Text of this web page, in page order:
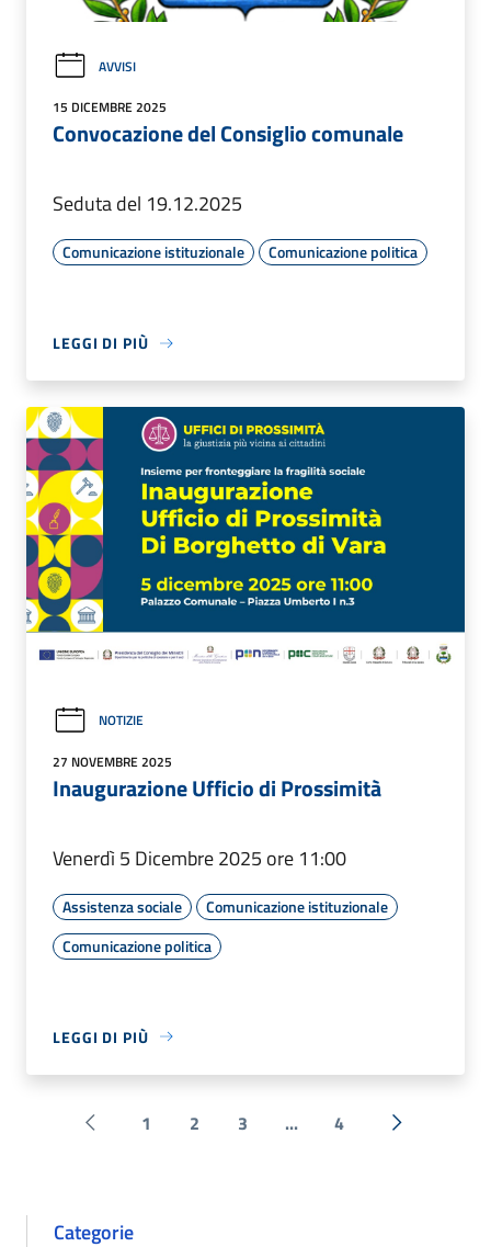
AVVISI
15 DICEMBRE 2025
Convocazione del Consiglio comunale
Seduta del 19.12.2025
Comunicazione istituzionale Comunicazione politica
LEGGI DI PIÙ
NOTIZIE
27 NOVEMBRE 2025
Inaugurazione Ufficio di Prossimità
Venerdì 5 Dicembre 2025 ore 11:00
Assistenza sociale
Comunicazione istituzionale
Comunicazione politica
LEGGI DI PIÙ
Pagina precedente
1 2 3 ... 4 Successiva
Categorie